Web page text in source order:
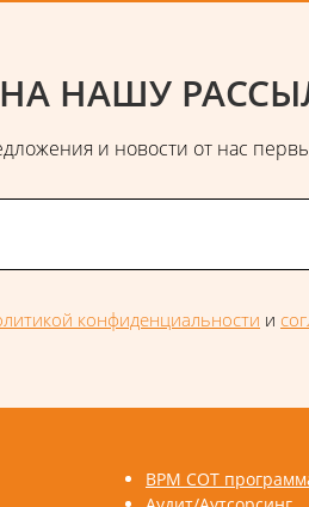
НАШУ
и новости от нас
конфиденциальности и
ВРМ СОТ